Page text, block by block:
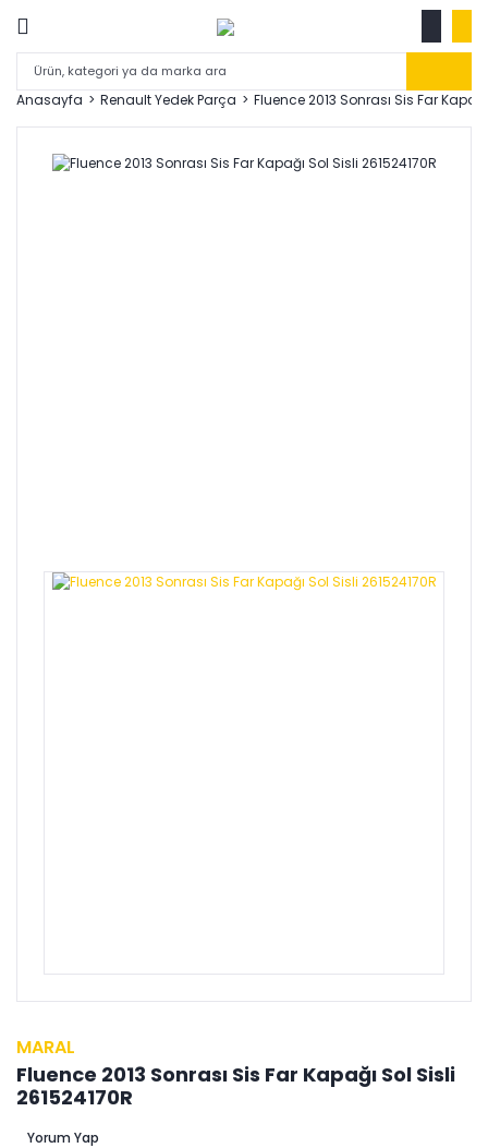
Anasayfa Renault Yedek Parça Fluence 2013 Sonrası Sis Far
MARAL
Fluence 2013 Sonrası Sis Far Kapağı Sol Sisli
261524170R
Yorum Yap